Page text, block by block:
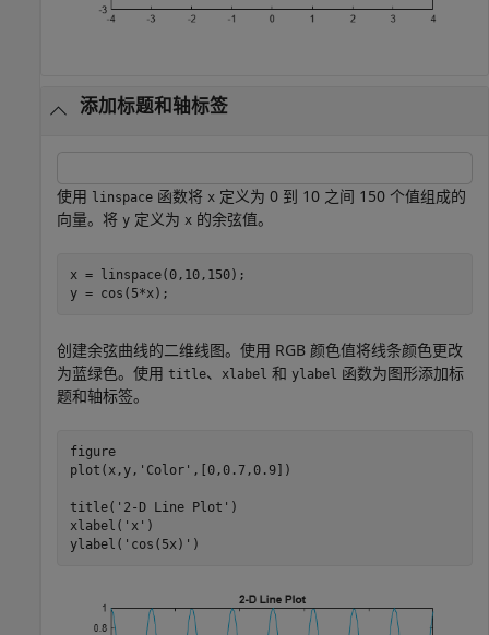
添加标题和轴标签
使用 linspace 函数将 x 定义为 0 到 10 之间 150 个值组成的
向量。将 y 定义为 x 的余弦值。
x = linspace(0,10,150);
y = cos(5*x);
创建余弦曲线的二维线图。使用 RGB 颜色值将线条颜色更改
为蓝绿色。使用 title、 xlabel 和 ylabel 函数为图形添加标
题和轴标签。
figure
plot(x,y, 'Color' ,[0,0.7,0.9])
title( '2-D Line Plot' )
xlabel( 'x' )
ylabel( 'cos(5x)' )